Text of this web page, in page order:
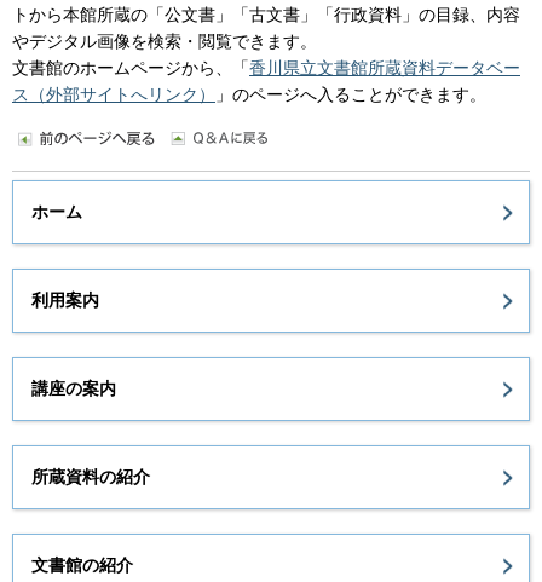
トから本館所蔵の「公文書」「古文書」「行政資料」の目録、内容
やデジタル画像を検索・閲覧できます。
文書館のホームページから、「香川県立文書館所蔵資料データベー
ス（外部サイトへリンク）
」のページへ入ることができます。
ホーム
利用案内
講座の案内
所蔵資料の紹介
文書館の紹介